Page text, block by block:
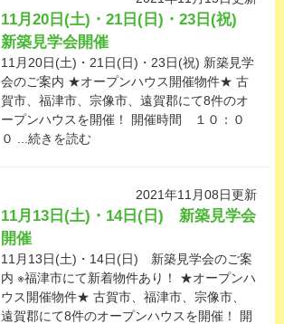
11月20日(土)・21日(日)・23日(祝)
新築見学会開催
11月20日(土)・21日(日)・23日(祝) 新築見学
会のご案内 ★オープンハウス開催物件★ 古
賀市、福津市、宗像市、遠賀郡にて8件のオ
ープンハウスを開催！ 開催時間 １０：０
０ ...続きを読む
2021年11月08日更新
11月13日(土)・14日(日) 新築見学会
開催
11月13日(土)・14日(日) 新築見学会のご案
内 ※福津市にて新着物件あり！ ★オープンハ
ウス開催物件★ 古賀市、福津市、宗像市、
遠賀郡にて8件のオープンハウスを開催！ 開